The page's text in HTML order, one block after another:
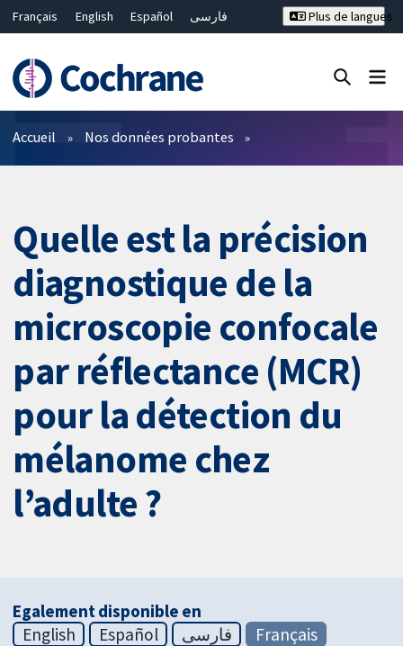
Français English Español
فارسی
Bahasa Malaysia
ไทย
繁體中文
简体中文
Plus de langues
Filtres
Accueil Nos données probantes
Quelle est la précision
diagnostique de la
microscopie confocale
par réflectance (MCR)
pour la détection du
mélanome chez
l’adulte ?
Egalement disponible en
English
Español فارسی
Français